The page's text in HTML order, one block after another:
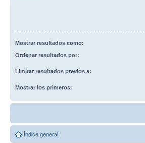
Mostrar resultados como:
Ordenar resultados por:
Limitar resultados previos a:
Mostrar los primeros:
Índice general